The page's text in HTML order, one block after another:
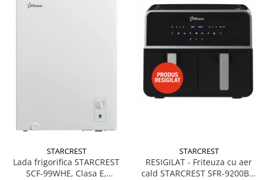
STARCREST
Lada frigorifica STARCREST
SCF-99WHE, Clasa E,
STARCREST
RESIGILAT - Friteuza cu aer
cald STARCREST SFR-9200BK,